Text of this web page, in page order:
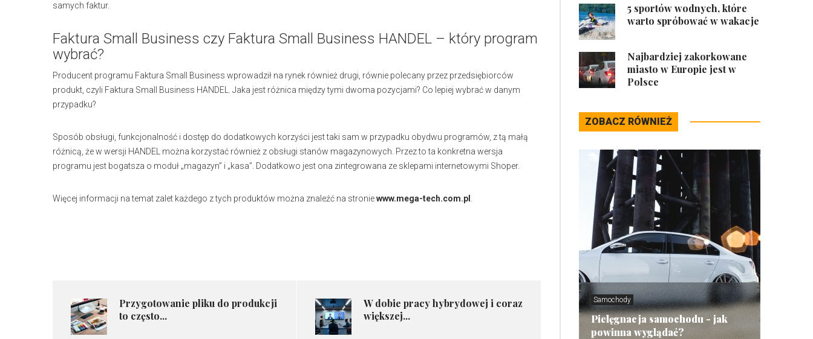
samych faktur.
Faktura Small Business czy Faktura Small Business HANDEL – który program
wybrać?
Producent programu Faktura Small Business wprowadził na rynek również drugi, równie polecany przez przedsiębiorców
produkt, czyli Faktura Small Business HANDEL. Jaka jest różnica między tymi dwoma pozycjami? Co lepiej wybrać w danym
przypadku?
Sposób obsługi, funkcjonalność i dostęp do dodatkowych korzyści jest taki sam w przypadku obydwu programów, z tą małą
różnicą, że w wersji HANDEL można korzystać również z obsługi stanów magazynowych. Przez to ta konkretna wersja
programu jest bogatsza o moduł „magazyn” i „kasa”. Dodatkowo jest ona zintegrowana ze sklepami internetowymi Shoper.
Więcej informacji na temat zalet każdego z tych produktów można znaleźć na stroniewww.mega-tech.com.pl
Przygotowanie pliku do produkcji
to często...
W dobie pracy hybrydowej i coraz
większej...
5 sportów wodnych, które
warto spróbować w wakacje
Najbardziej zakorkowane
miasto w Europie jest w
Polsce
ZOBACZ RÓWNIEŻ
Samochody
Pielęgnacja samochodu - jak
powinna wyglądać?